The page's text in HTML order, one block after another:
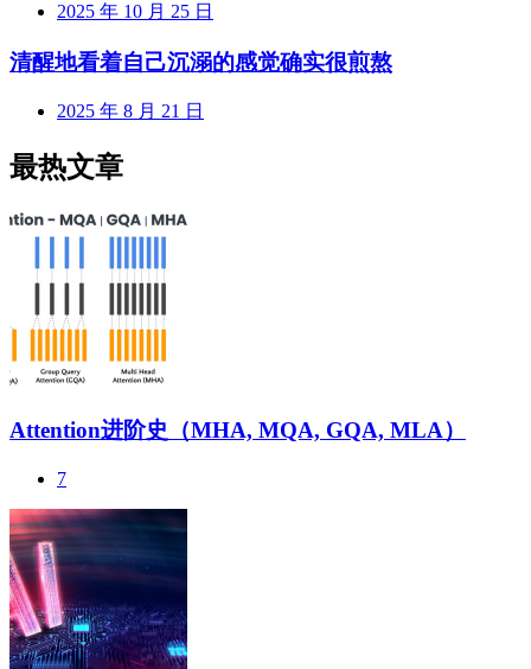
2025 年 10 月 25 日
清醒地看着自己沉溺的感觉确实很煎熬
2025 年 8 月 21 日
最热文章
Attention进阶史（MHA, MQA, GQA, MLA）
7